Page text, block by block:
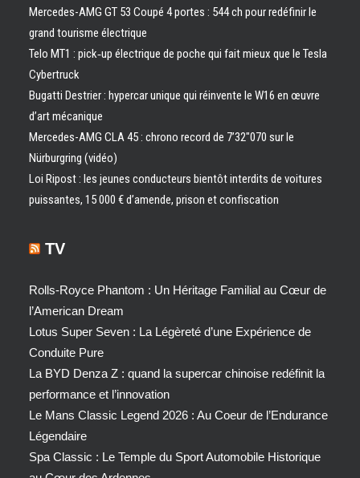
Mercedes-AMG GT 53 Coupé 4 portes : 544 ch pour redéfinir le
grand tourisme électrique
Telo MT1 : pick‑up électrique de poche qui fait mieux que le Tesla
Cybertruck
Bugatti Destrier : hypercar unique qui réinvente le W16 en œuvre
d’art mécanique
Mercedes-AMG CLA 45 : chrono record de 7’32″070 sur le
Nürburgring (vidéo)
Loi Ripost : les jeunes conducteurs bientôt interdits de voitures
puissantes, 15 000 € d’amende, prison et confiscation
TV
Rolls-Royce Phantom : Un Héritage Familial au Cœur de
l’American Dream
Lotus Super Seven : La Légèreté d’une Expérience de
Conduite Pure
La BYD Denza Z : quand la supercar chinoise redéfinit la
performance et l’innovation
Le Mans Classic Legend 2026 : Au Coeur de l’Endurance
Légendaire
Spa Classic : Le Temple du Sport Automobile Historique